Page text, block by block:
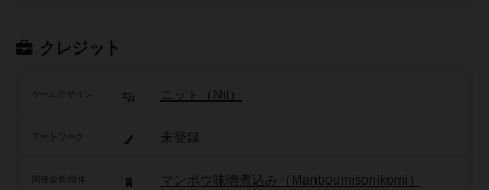
クレジット
ゲームデザイン ニット（Nit）
アートワーク 未登録
マンボウ味噌煮込み（Manboumisonikomi）